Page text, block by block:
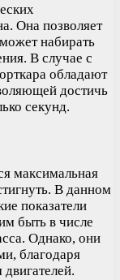
Она позволяет
набирать
В случае с
обладают
достичь
секунд.
максимальная
В данном
показатели
быть в числе
Однако, они
благодаря